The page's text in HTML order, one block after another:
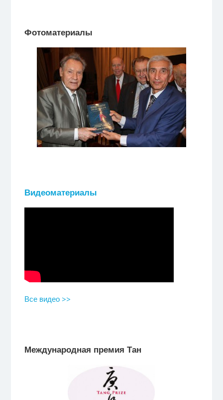
Фотоматериалы
Видеоматериалы
Все видео >>
Международная премия Тан